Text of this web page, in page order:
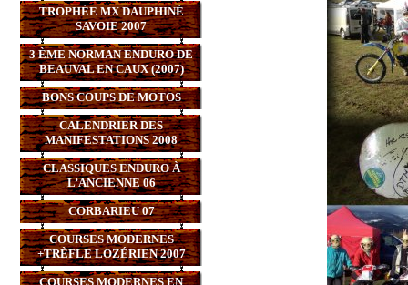
TROPHÉE MX DAUPHINÉ
SAVOIE 2007
3 ÈME NORMAN ENDURO DE
BEAUVAL EN CAUX (2007)
BONS COUPS DE MOTOS
CALENDRIER DES
MANIFESTATIONS 2008
CLASSIQUES ENDURO À
L’ANCIENNE 06
CORBARIEU 07
COURSES MODERNES
+TRÈFLE LOZÉRIEN 2007
COURSES MODERNES EN